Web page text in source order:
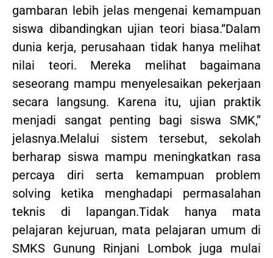
gambaran lebih jelas mengenai kemampuan
siswa dibandingkan ujian teori biasa.“Dalam
dunia kerja, perusahaan tidak hanya melihat
nilai teori. Mereka melihat bagaimana
seseorang mampu menyelesaikan pekerjaan
secara langsung. Karena itu, ujian praktik
menjadi sangat penting bagi siswa SMK,”
jelasnya.Melalui sistem tersebut, sekolah
berharap siswa mampu meningkatkan rasa
percaya diri serta kemampuan problem
solving ketika menghadapi permasalahan
teknis di lapangan.Tidak hanya mata
pelajaran kejuruan, mata pelajaran umum di
SMKS Gunung Rinjani Lombok juga mulai